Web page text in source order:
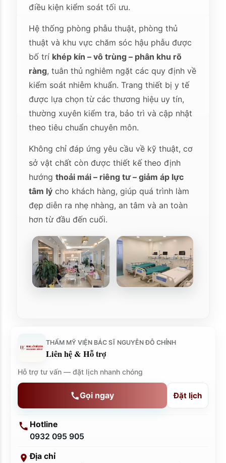
điều kiện kiểm soát tối ưu.
Hệ thống phòng phẫu thuật, phòng thủ
thuật và khu vực chăm sóc hậu phẫu được
bố trí khép kín – vô trùng – phân khu rõ
ràng, tuân thủ nghiêm ngặt các quy định về
kiểm soát nhiễm khuẩn. Trang thiết bị y tế
được lựa chọn từ các thương hiệu uy tín,
thường xuyên kiểm tra, bảo trì và cập nhật
theo tiêu chuẩn chuyên môn.
Không chỉ đáp ứng yêu cầu về kỹ thuật, cơ
sở vật chất còn được thiết kế theo định
hướngthoải mái – riêng tư – giảm áp lực
tâm lý cho khách hàng, giúp quá trình làm
đẹp diễn ra nhẹ nhàng, an tâm và an toàn
hơn từ đầu đến cuối.
THẨM MỸ VIỆN BÁC SĨ NGUYỄN ĐỖ CHỈNH
Liên hệ & Hỗ trợ
Hỗ trợ tư vấn — đặt lịch nhanh chóng
Gọi ngay Đặt lịch
Hotline
0932 095 905
Địa chỉ